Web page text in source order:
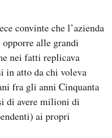
convinte che l’azienda
alle grandi
nei fatti replicava
in atto da chi voleva
fra gli anni Cinquanta
di avere milioni di
ai propri